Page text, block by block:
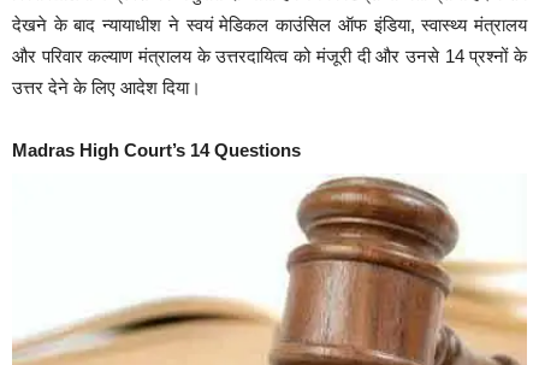
देखने के बाद न्यायाधीश ने स्वयं मेडिकल काउंसिल ऑफ इंडिया, स्वास्थ्य मंत्रालय
और परिवार कल्याण मंत्रालय के उत्तरदायित्व को मंजूरी दी और उनसे 14 प्रश्नों के
उत्तर देने के लिए आदेश दिया।
Madras High Court’s 14 Questions